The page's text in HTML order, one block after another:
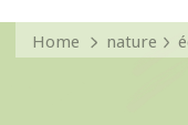
Home nature